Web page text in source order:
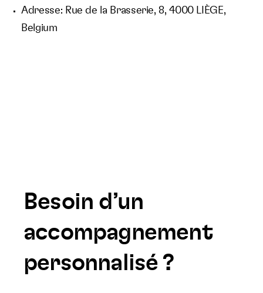
Adresse: Rue de la Brasserie, 8, 4000 LIÈGE,
Belgium
Besoin d’un
accompagnement
personnalisé ?